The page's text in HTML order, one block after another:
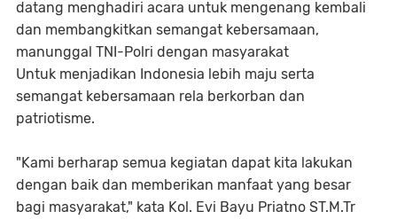
datang menghadiri acara untuk mengenang kembali
dan membangkitkan semangat kebersamaan,
manunggal TNI-Polri dengan masyarakat
Untuk menjadikan Indonesia lebih maju serta
semangat kebersamaan rela berkorban dan
patriotisme.
"Kami berharap semua kegiatan dapat kita lakukan
dengan baik dan memberikan manfaat yang besar
bagi masyarakat," kata Kol. Evi Bayu Priatno ST.M.Tr